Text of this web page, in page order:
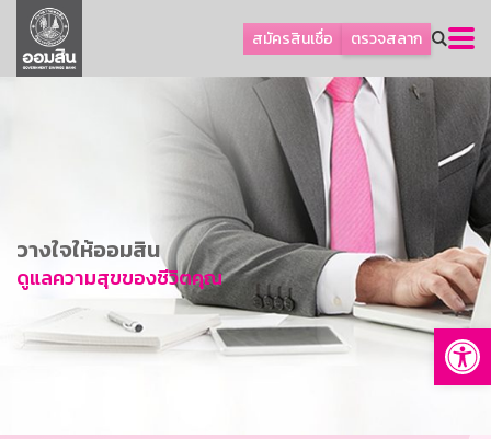
สมัครสินเชื่อ ตรวจสลาก
ลูกค้าธุรกิจ
ลูกค้าผู้ประกอบรายย่อย
การพัฒนาที่ยั่งยืน
ข่าวสาร
บริการทางการเงิน
อื่นๆ
วางใจให้ออมสิน
ดูแลความสุขของชีวิตคุณ